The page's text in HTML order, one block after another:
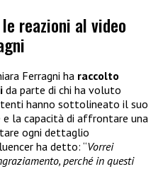
reazioni al video
Ferragni ha raccolto
da parte di chi ha voluto
hanno sottolineato il suo
e la capacità di affrontare una
ogni dettaglio
ha detto: “Vorrei
perché in questi